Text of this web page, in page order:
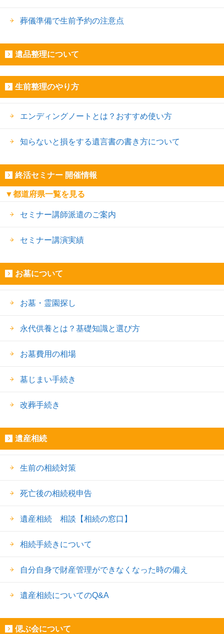
葬儀準備で生前予約の注意点
遺品整理について
生前整理のやり方
エンディングノートとは？おすすめ使い方
知らないと損をする遺言書の書き方について
終活セミナー 開催情報
▼都道府県一覧を見る
セミナー講師派遣のご案内
セミナー講演実績
お墓について
お墓・霊園探し
永代供養とは？基礎知識と選び方
お墓費用の相場
墓じまい手続き
改葬手続き
遺産相続
生前の相続対策
死亡後の相続税申告
遺産相続 相談【相続の窓口】
相続手続きについて
自分自身で財産管理ができなくなった時の備え
遺産相続についてのQ&A
偲ぶ会について